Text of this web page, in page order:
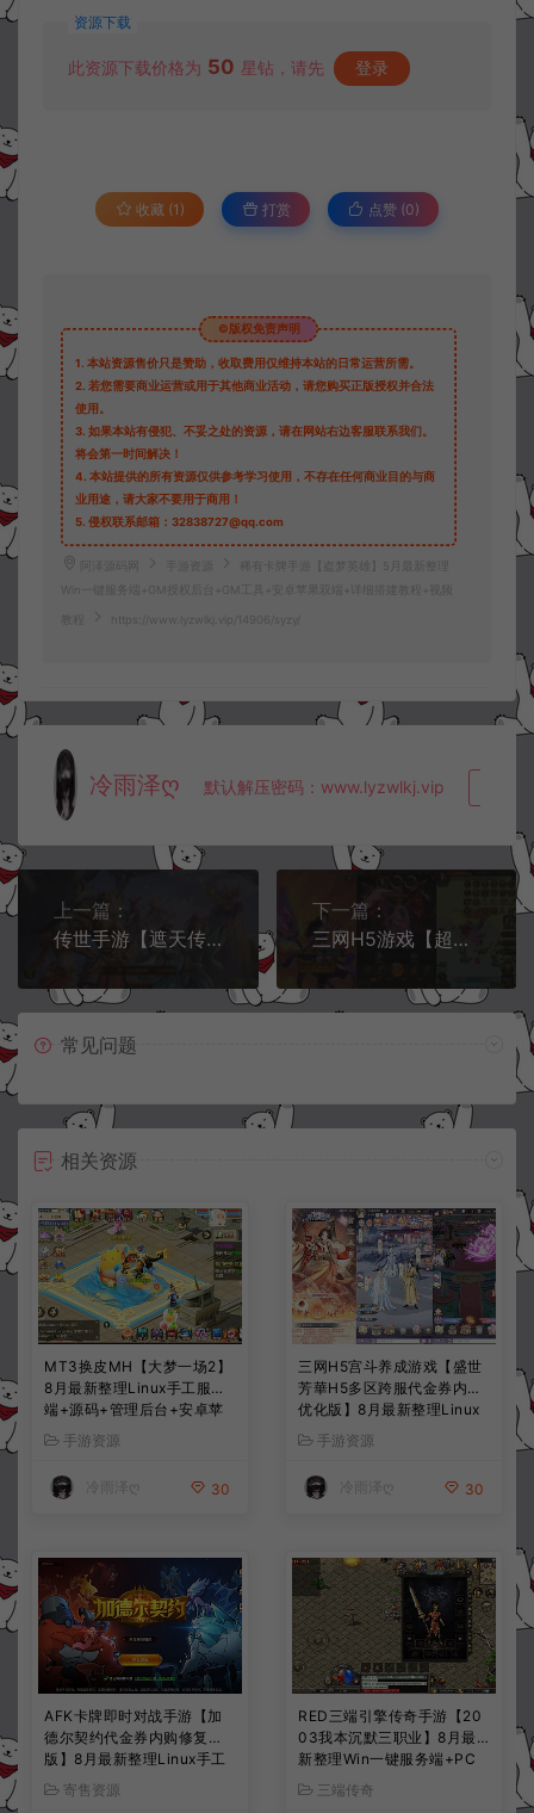
资源下载
此资源下载价格为 50 星钻，请先 登录
收藏 (1) 打赏 点赞 (0)
©版权免责声明
1. 本站资源售价只是赞助，收取费用仅维持本站的日常运营所需。
2. 若您需要商业运营或用于其他商业活动，请您购买正版授权并合法
使用。
3. 如果本站有侵犯、不妥之处的资源，请在网站右边客服联系我们。
将会第一时间解决！
4. 本站提供的所有资源仅供参考学习使用，不存在任何商业目的与商
业用途，请大家不要用于商用！
5. 侵权联系邮箱：32838727@qq.com
阿泽源码网 手游资源
稀有卡牌手游【盗梦英雄】5月最新整理
Win一键服务端+GM授权后台+GM工具+安卓苹果双端+详细搭建教程+视频
教程 https://www.lyzwlkj.vip/14906/syzy/
冷雨泽ღ 默认解压密码：www.lyzwlkj.vip
上一篇：
传世手游【遮天传世第三季】5月最新整理Linux手工服务端+GM授权后台+安卓+详细搭建教程+视频教程
下一篇：
三网H5游戏【超变神武H5最新6.0魂环亿万战力版】5月最新整理Linux手工服务端+多区跨服+GM多功能授权后台+详细搭建教程
常见问题
相关资源
MT3换皮MH【大梦一场2】
8月最新整理Linux手工服务
端+源码+管理后台+安卓苹
果双端+详细搭建教程+视频
教程
手游资源
冷雨泽ღ 30
三网H5宫斗养成游戏【盛世
芳華H5多区跨服代金券内购
优化版】8月最新整理Linux
手工服务端+CDK授权后台
+全资源安卓+详细搭建教程
+视频教程
手游资源
冷雨泽ღ 30
AFK卡牌即时对战手游【加
德尔契约代金券内购修复
版】8月最新整理Linux手工
服务端+前后端全套源码+CD
K授权后台+安卓苹果双端
寄售资源
RED三端引擎传奇手游【20
03我本沉默三职业】8月最
新整理Win一键服务端+PC
安卓+详细搭建教程
三端传奇